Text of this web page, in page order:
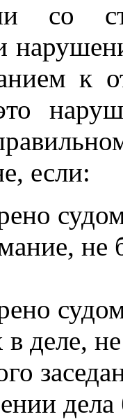
со
к
если:
не
деле,